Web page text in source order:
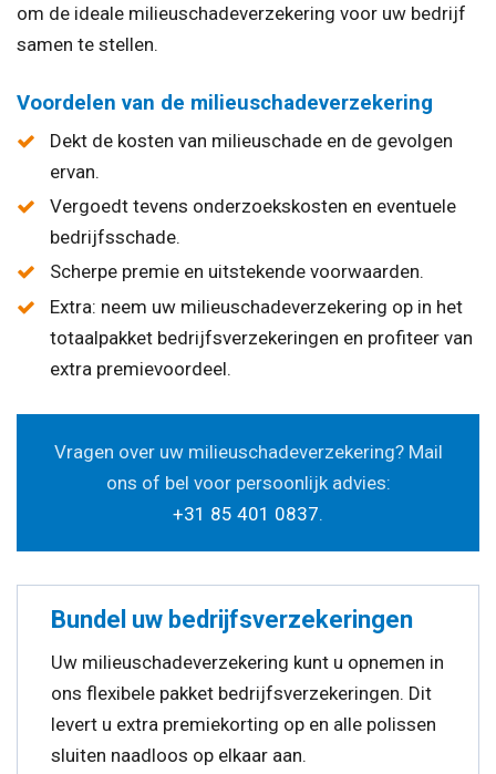
om de ideale milieuschadeverzekering voor uw bedrijf
samen te stellen.
Voordelen van de milieuschadeverzekering
Dekt de kosten van milieuschade en de gevolgen
ervan.
Vergoedt tevens onderzoekskosten en eventuele
bedrijfsschade.
Scherpe premie en uitstekende voorwaarden.
Extra: neem uw milieuschadeverzekering op in het
totaalpakket bedrijfsverzekeringen en profiteer van
extra premievoordeel.
Vragen over uw milieuschadeverzekering? Mail
ons of bel voor persoonlijk advies:
+31 85 401 0837.
Bundel uw bedrijfsverzekeringen
Uw milieuschadeverzekering kunt u opnemen in
ons flexibele pakket bedrijfsverzekeringen. Dit
levert u extra premiekorting op en alle polissen
sluiten naadloos op elkaar aan.